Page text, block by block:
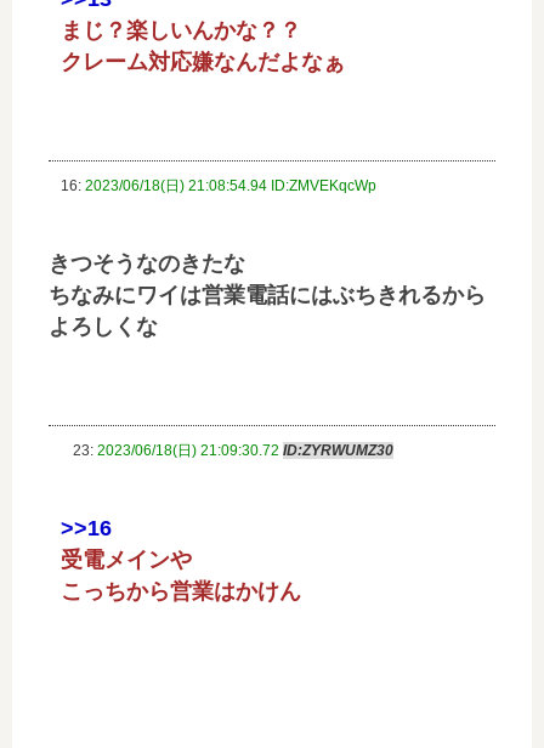
まじ？楽しいんかな？？
クレーム対応嫌なんだよなぁ
16: 2023/06/18(日) 21:08:54.94 ID:ZMVEKqcWp
きつそうなのきたな
ちなみにワイは営業電話にはぶちきれるから
よろしくな
23: 2023/06/18(日) 21:09:30.72 ID:ZYRWUMZ30
>>16
受電メインや
こっちから営業はかけん